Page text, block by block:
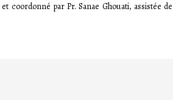
coordonné par Pr. Sanae Ghouati, assistée de